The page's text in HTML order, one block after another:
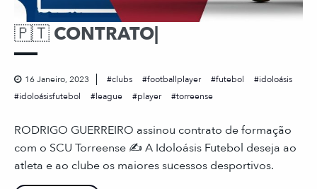
🇵🇹 CONTRATO|
16 Janeiro, 2023 clubs footballplayer futebol
idoloásis
idoloásisfutebol
league player torreense
RODRIGO GUERREIRO assinou contrato de formação
com o SCU Torreense ✍️ A Idoloásis Futebol deseja ao
atleta e ao clube os maiores sucessos desportivos.